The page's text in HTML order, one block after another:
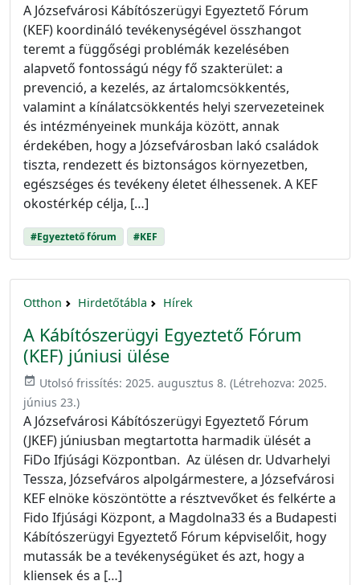
A Józsefvárosi Kábítószerügyi Egyeztető Fórum
(KEF) koordináló tevékenységével összhangot
teremt a függőségi problémák kezelésében
alapvető fontosságú négy fő szakterület: a
prevenció, a kezelés, az ártalomcsökkentés,
valamint a kínálatcsökkentés helyi szervezeteinek
és intézményeinek munkája között, annak
érdekében, hogy a Józsefvárosban lakó családok
tiszta, rendezett és biztonságos környezetben,
egészséges és tevékeny életet élhessenek. A KEF
okostérkép célja, […]
#Egyeztető fórum #KEF
Otthon Hirdetőtábla Hírek
A Kábítószerügyi Egyeztető Fórum
(KEF) júniusi ülése
event_available Utolsó frissítés: 2025. augusztus 8. (Létrehozva: 2025.
június 23.)
A Józsefvárosi Kábítószerügyi Egyeztető Fórum
(JKEF) júniusban megtartotta harmadik ülését a
FiDo Ifjúsági Központban. Az ülésen dr. Udvarhelyi
Tessza, Józsefváros alpolgármestere, a Józsefvárosi
KEF elnöke köszöntötte a résztvevőket és felkérte a
Fido Ifjúsági Központ, a Magdolna33 és a Budapesti
Kábítószerügyi Egyeztető Fórum képviselőit, hogy
mutassák be a tevékenységüket és azt, hogy a
kliensek és a […]